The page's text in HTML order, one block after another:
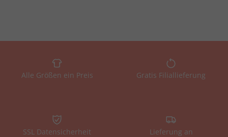
Alle Größen ein Preis Gratis Filiallieferung
SSL Datensicherheit
Lieferung an